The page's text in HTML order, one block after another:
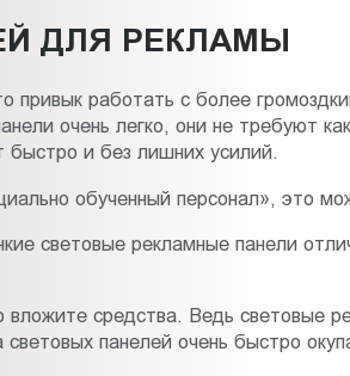
ДЛЯ РЕКЛАМЫ
привык работать с более
очень легко, они не требуют
быстро и без лишних усилий.
обученный персонал», это
световые рекламные панели
средства. Ведь световые
панелей очень быстро